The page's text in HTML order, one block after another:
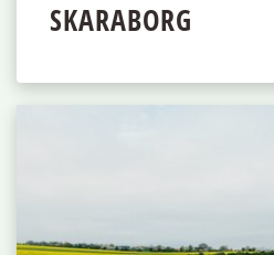
SKARABORG